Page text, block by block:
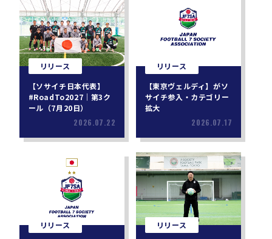
リリース
【ソサイチ日本代表】
#RoadTo2027｜第3ク
ール（7月20日）
2026.07.22
リリース
【東京ヴェルディ】がソ
サイチ参入・カテゴリー
拡大
2026.07.17
リリース
リリース